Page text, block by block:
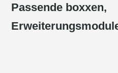
Passende boxxen,